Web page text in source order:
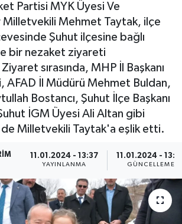
Partisi MYK Üyesi Ve
Milletvekili Mehmet Taytak, ilçe
Şuhut ilçesine bağlı
bir nezaket ziyareti
sırasında, MHP İl Başkanı
AFAD İl Müdürü Mehmet Buldan,
Bostancı, Şuhut İlçe Başkanı
İGM Üyesi Ali Altan gibi
Milletvekili Taytak'a eşlik etti.
11.01.2024 - 13:37
YAYINLANMA
11.01.2024 -
GÜNCELLEME